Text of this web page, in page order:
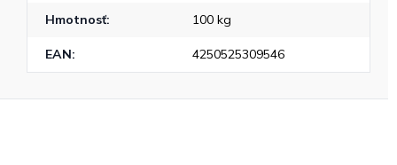
Hmotnosť: 100 kg
EAN: 4250525309546